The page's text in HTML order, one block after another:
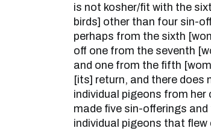
is not kosher/fit with the
birds] other than four sin-
perhaps from the sixth
off one from the seventh
and one from the fifth
[its] return, and there does
individual pigeons from her
made five sin-offerings
individual pigeons that